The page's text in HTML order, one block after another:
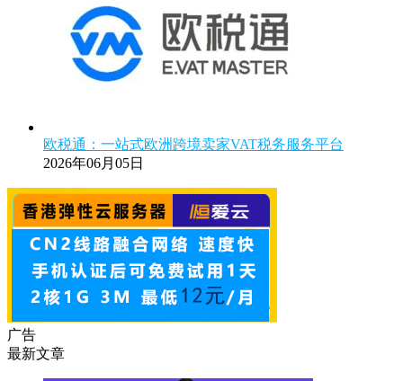
欧税通：一站式欧洲跨境卖家VAT税务服务平台
2026年06月05日
广告
最新文章